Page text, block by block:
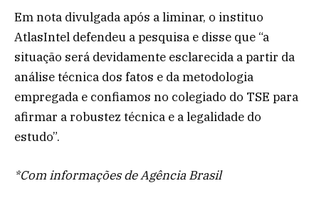
Em nota divulgada após a liminar, o instituo
AtlasIntel defendeu a pesquisa e disse que “a
situação será devidamente esclarecida a partir da
análise técnica dos fatos e da metodologia
empregada e confiamos no colegiado do TSE para
afirmar a robustez técnica e a legalidade do
estudo”.
*Com informações de Agência Brasil